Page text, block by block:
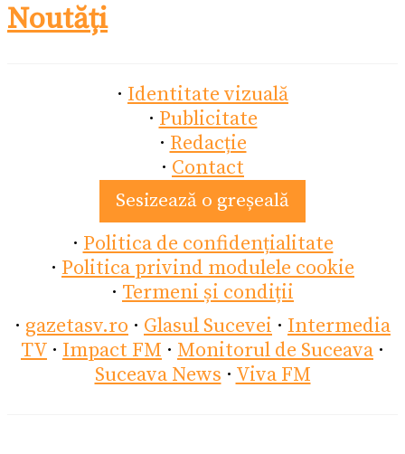
Noutăți
· Identitate vizuală
· Publicitate
· Redacție
· Contact
Sesizează o greșeală
· Politica de confidențialitate
· Politica privind modulele cookie
· Termeni și condiții
· gazetasv.ro · Glasul Sucevei · Intermedia
TV · Impact FM · Monitorul de Suceava ·
Suceava News · Viva FM